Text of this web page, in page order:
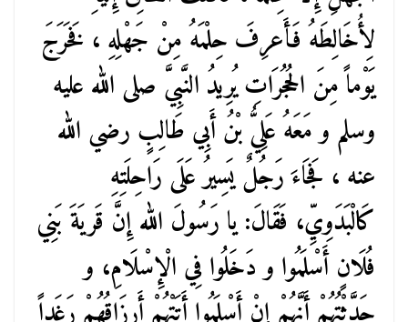
لِأُخَالِطَهُ فَأَعرِفَ حِلْمَهُ مِنْ جَهْلِهِ ، فَخَرَجَ
يَوْماً مِنَ الحُجُرَاتِ يُرِيدُ النَّبِيَّ صلى الله عليه
وسلم و مَعَهُ عَلِيُّ بْنُ أَبِي طَالِبٍ رضي الله
عنه ، فَجَاءَ رَجُلٌ يَسِيرُ عَلَى رَاحِلَتِهِ
كَالْبَدَوِيِّ، فَقَالَ: يا رَسُولَ الله إِنَّ قَريَةَ بَنِي
فُلَانٍ أَسْلَمُوا و دَخَلُوا فِي الْإِسْلَامِ، و